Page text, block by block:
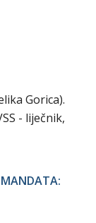
Gorica).
- liječnik,